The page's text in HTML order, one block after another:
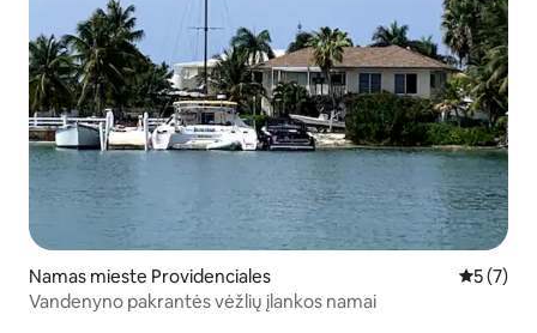
Namas mieste Providenciales Vidutinis
5 (7)
Vandenyno pakrantės vėžlių įlankos namai